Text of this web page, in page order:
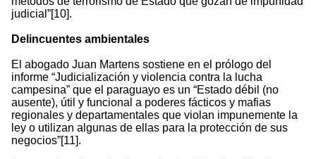
judicial”[10].
Delincuentes ambientales
El abogado Juan Martens sostiene en el prólogo del
informe “Judicialización y violencia contra la lucha
campesina” que el paraguayo es un “Estado débil (no
ausente), útil y funcional a poderes fácticos y mafias
regionales y departamentales que violan impunemente la
ley o utilizan algunas de ellas para la protección de sus
negocios”[11].